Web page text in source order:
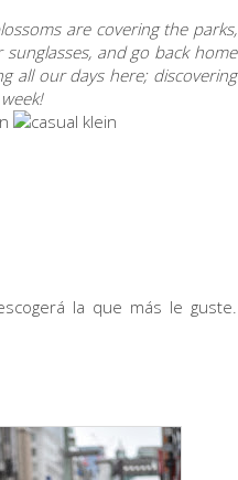
are covering the parks,
and go back home
all our days here; discovering
la que más le guste.